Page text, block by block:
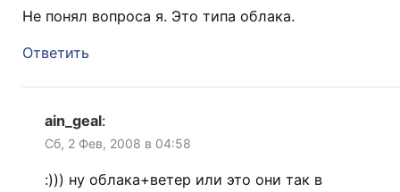
Не понял вопроса я. Это типа облака.
Ответить
ain_geal:
Сб, 2 Фев, 2008 в 04:58
:))) ну облака+ветер или это они так в